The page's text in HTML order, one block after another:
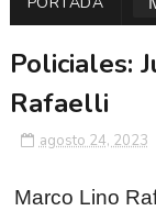
Policiales:
Rafaelli
agosto 24, 2023
Marco Lino